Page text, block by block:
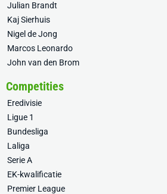
Julian Brandt
Kaj Sierhuis
Nigel de Jong
Marcos Leonardo
John van den Brom
Competities
Eredivisie
Ligue 1
Bundesliga
Laliga
Serie A
EK-kwalificatie
Premier League